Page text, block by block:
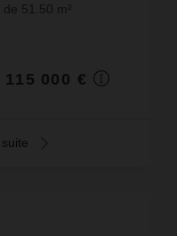
51.50 m²
115 000 €